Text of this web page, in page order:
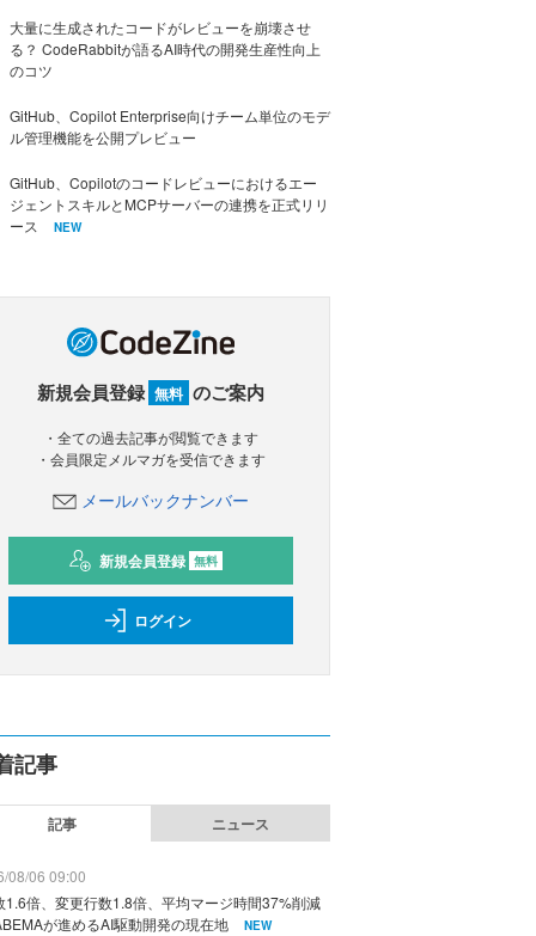
大量に生成されたコードがレビューを崩壊させ
る？ CodeRabbitが語るAI時代の開発生産性向上
のコツ
GitHub、Copilot Enterprise向けチーム単位のモデ
ル管理機能を公開プレビュー
GitHub、Copilotのコードレビューにおけるエー
ジェントスキルとMCPサーバーの連携を正式リリ
ース
NEW
新規会員登録 無料 のご案内
・全ての過去記事が閲覧できます
・会員限定メルマガを受信できます
メールバックナンバー
新規会員登録 無料
ログイン
記事
記事 ニュース
08/06 09:00
1.6倍、変更行数1.8倍、平均マージ時間37%削減
が進めるAI駆動開発の現在地
NEW